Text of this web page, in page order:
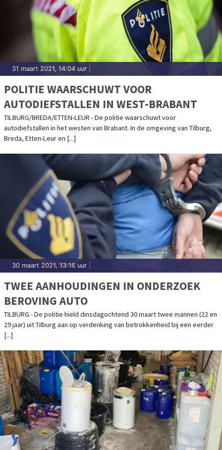
31 maart 2021, 14:04 uur
POLITIE WAARSCHUWT VOOR
AUTODIEFSTALLEN IN WEST-BRABANT
TILBURG/BREDA/ETTEN-LEUR - De politie waarschuwt voor
autodiefstallen in het westen van Brabant. In de omgeving van Tilburg,
Breda, Etten-Leur en [...]
30 maart 2021, 13:16 uur
TWEE AANHOUDINGEN IN ONDERZOEK
BEROVING AUTO
TILBURG - De politie hield dinsdagochtend 30 maart twee mannen (22 en
29 jaar) uit Tilburg aan op verdenking van betrokkenheid bij een eerder
[...]